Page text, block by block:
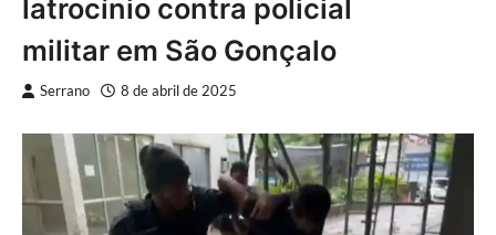
latrocínio contra policial
militar em São Gonçalo
Serrano 8 de abril de 2025